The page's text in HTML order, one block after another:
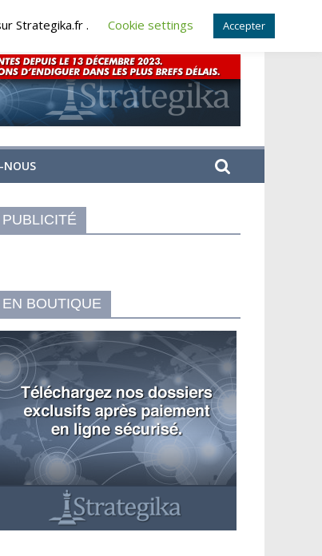
NOUS
PUBLICITÉ
EN BOUTIQUE
Strategika.fr . Cookie settings Accepter